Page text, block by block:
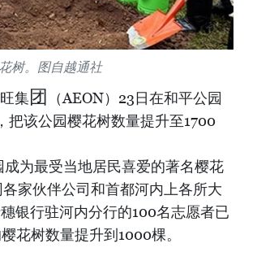
树。图自越通社
集团
（AEON）23日在和平公园
该公园樱花树数量提升至1700
为最受当地居民喜爱的著名樱花
家伙伴公司和首都河内上各所大
银行驻河内分行的100名志愿者已
花树数量提升到1000棵。